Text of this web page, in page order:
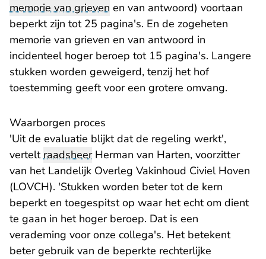
memorie van grieven en van antwoord) voortaan
beperkt zijn tot 25 pagina's. En de zogeheten
memorie van grieven en van antwoord in
incidenteel hoger beroep tot 15 pagina's. Langere
stukken worden geweigerd, tenzij het hof
toestemming geeft voor een grotere omvang.
Waarborgen proces
'Uit de evaluatie blijkt dat de regeling werkt',
verteltraadsheerHerman van Harten, voorzitter
van het Landelijk Overleg Vakinhoud Civiel Hoven
(LOVCH). 'Stukken worden beter tot de kern
beperkt en toegespitst op waar het echt om dient
te gaan in het hoger beroep. Dat is een
verademing voor onze collega's. Het betekent
beter gebruik van de beperkte rechterlijke